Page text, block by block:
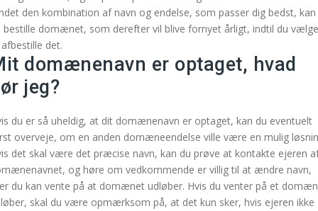
den kombination af navn og endelse, som passer dig bedst, kan
bestille domænet, som derefter vil blive fornyet årligt, indtil du
det.
domænenavn er optaget, hvad
jeg?
du er så uheldig, at dit domænenavn er optaget, kan du eventuelt
overveje, om en anden domæneendelse ville være en mulig
det skal være det præcise navn, kan du prøve at kontakte ejeren
og høre om vedkommende er villig til at ændre navn,
du kan vente på at domænet udløber. Hvis du venter på et
skal du være opmærksom på, at det kun sker, hvis ejeren ikke